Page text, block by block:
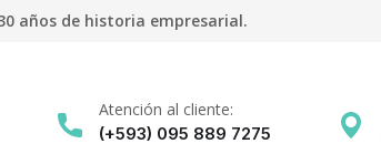
años de historia empresarial.
Atención al cliente:
(+593) 095 889 7275